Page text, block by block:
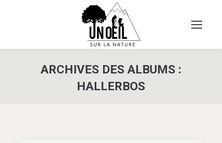
ARCHIVES DES ALBUMS :
HALLERBOS